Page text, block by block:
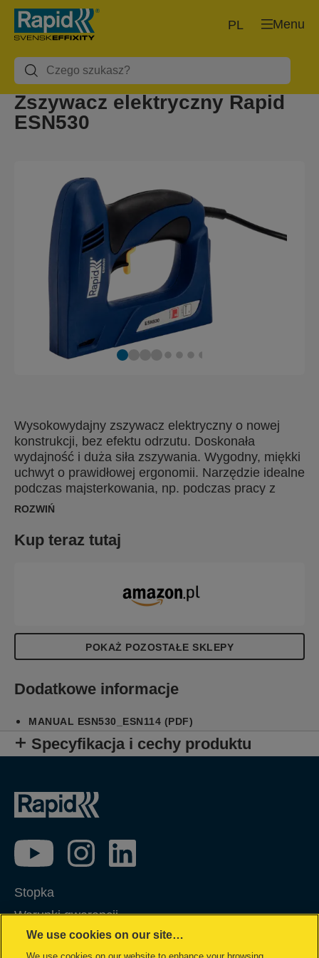
Menu
PL
Zszywacz elektryczny Rapid
ESN530
Wysokowydajny zszywacz elektryczny o nowej
konstrukcji, bez efektu odrzutu. Doskonała
wydajność i duża siła zszywania. Wygodny, miękki
uchwyt o prawidłowej ergonomii. Narzędzie idealne
podczas majsterkowania, np. podczas pracy z
materiałami izolacyjnymi, dywanami, kartonem i
domu.
ROZWIŃ
Kup teraz tutaj
POKAŻ POZOSTAŁE SKLEPY
Dodatkowe informacje
MANUAL ESN530_ESN114 (PDF)
Specyfikacja i cechy produktu
Stopka
Warunki gwarancji
Polityka prywatności
We use cookies on our site…